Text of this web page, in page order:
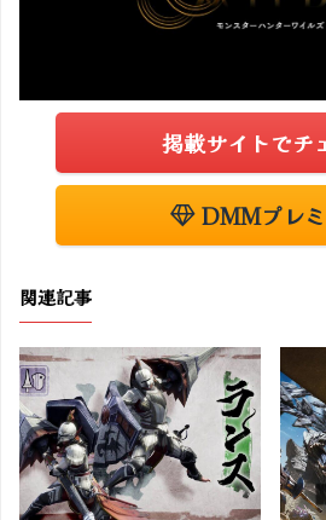
掲載サイトでチ
DMMプレ
関連記事